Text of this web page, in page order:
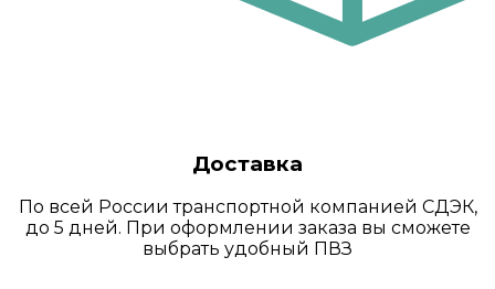
Доставка
По всей России транспортной компанией СДЭК,
до 5 дней. При оформлении заказа вы сможете
выбрать удобный ПВЗ